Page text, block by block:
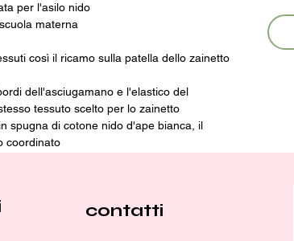
per l'asilo nido
materna
così il ricamo sulla patella dello zainetto
dell'asciugamano e l'elastico del
tessuto scelto per lo zainetto
spugna di cotone nido d'ape bianca, il
coordinato
contatti